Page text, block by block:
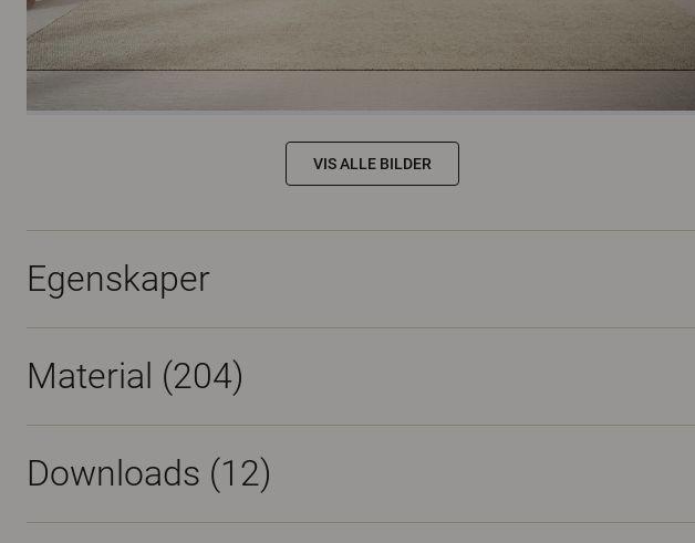
VIS ALLE BILDER
Egenskaper
Material (204)
Downloads (12)